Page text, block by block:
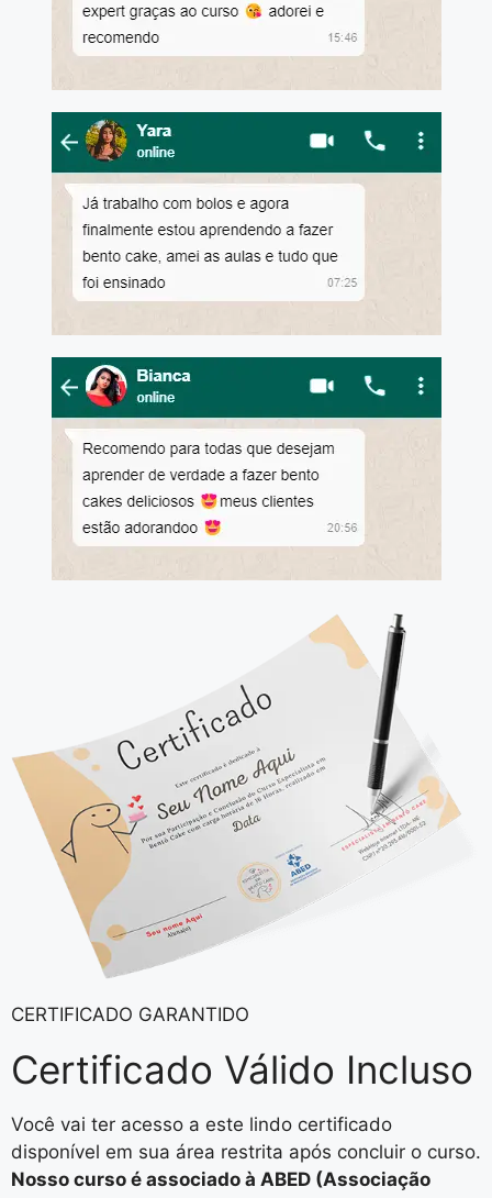
CERTIFICADO GARANTIDO
Certificado Válido Incluso
Você vai ter acesso a este lindo certificado
disponível em sua área restrita após concluir o curso.
Nosso curso é associado à ABED (Associação